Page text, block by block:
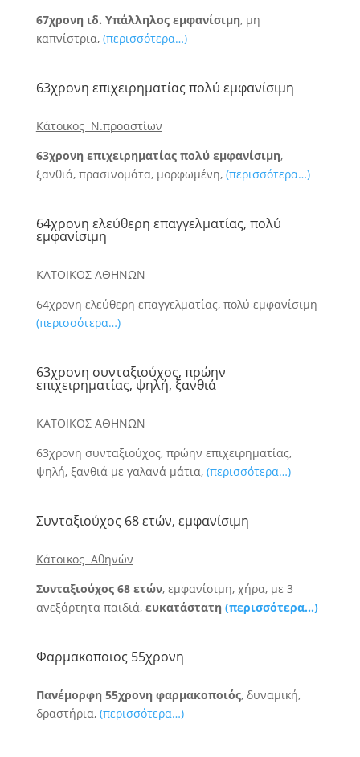
67χρονη ιδ. Υπάλληλος εμφανίσιμη, μη
καπνίστρια, (περισσότερα…)
63χρονη επιχειρηματίας πολύ εμφανίσιμη
Κάτοικος Ν.προαστίων
63χρονη επιχειρηματίας πολύ εμφανίσιμη,
ξανθιά, πρασινομάτα, μορφωμένη, (περισσότερα…)
64χρονη ελεύθερη επαγγελματίας, πολύ
εμφανίσιμη
ΚΑΤΟΙΚΟΣ ΑΘΗΝΩΝ
64χρονη ελεύθερη επαγγελματίας, πολύ εμφανίσιμη
(περισσότερα…)
63χρονη συνταξιούχος, πρώην
επιχειρηματίας, ψηλή, ξανθιά
ΚΑΤΟΙΚΟΣ ΑΘΗΝΩΝ
63χρονη συνταξιούχος, πρώην επιχειρηματίας,
ψηλή, ξανθιά με γαλανά μάτια, (περισσότερα…)
Συνταξιούχος 68 ετών, εμφανίσιμη
Κάτοικος Αθηνών
Συνταξιούχος 68 ετών, εμφανίσιμη, χήρα, με 3
ανεξάρτητα παιδιά, ευκατάστατη (περισσότερα…)
Φαρμακοποιoς 55χρονη
Πανέμορφη 55χρονη φαρμακοποιός, δυναμική,
δραστήρια, (περισσότερα…)